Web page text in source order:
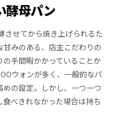
酵母パン
させてから焼き上げられるた
みのある、店主こだわりの
手間暇かかっていることか
ウォンが多く、一般的なパ
の設定。しかし、一つ一つ
べきれなかった場合は持ち